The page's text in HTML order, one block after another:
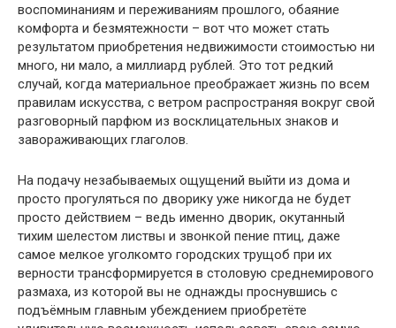
воспоминаниям и переживаниям прошлого, обаяние
комфорта и безмятежности – вот что может стать
результатом приобретения недвижимости стоимостью ни
много, ни мало, а миллиард рублей. Это тот редкий
случай, когда материальное преображает жизнь по всем
правилам искусства, с ветром распространяя вокруг свой
разговорный парфюм из восклицательных знаков и
завораживающих глаголов.
На подачу незабываемых ощущений выйти из дома и
просто прогуляться по дворику уже никогда не будет
просто действием – ведь именно дворик, окутанный
тихим шелестом листвы и звонкой пение птиц, даже
самое мелкое уголкомто городских трущоб при их
верности трансформируется в столовую среднемирового
размаха, из которой вы не однажды проснувшись с
подъёмным главным убеждением приобретёте